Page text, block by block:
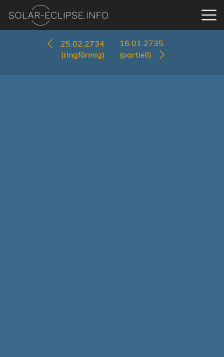
25.02.2734
(ringförmig)
16.01.2735
(partiell)